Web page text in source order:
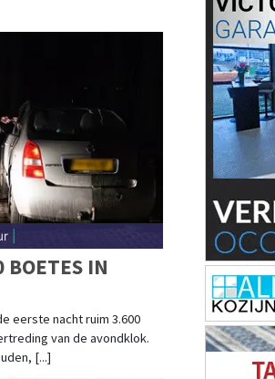
Presikhaaf en
|
BOETES IN
eerste nacht ruim 3.600
van de avondklok.
[...]